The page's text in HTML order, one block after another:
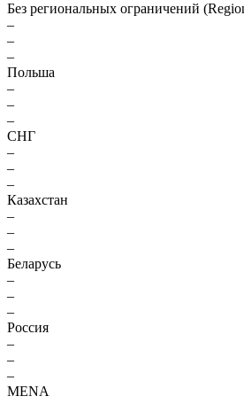
Без региональных ограничений
–
–
–
Польша
–
–
–
СНГ
–
–
–
Казахстан
–
–
–
Беларусь
–
–
–
Россия
–
–
–
MENA